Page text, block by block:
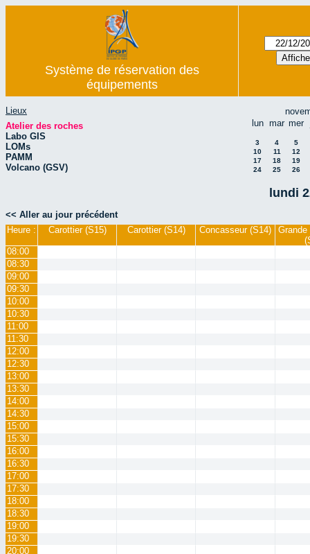
Système de réservation des
équipements
Lieux
Atelier des roches
Labo GIS
LOMs
PAMM
Volcano (GSV)
lun mar mer
3 4
5
10
11
12
17
18
19
24
25 26
lundi
<< Aller au jour précédent
Heure :
Carottier (S15) Carottier (S14) Concasseur (S14)
08:00
08:30
09:00
09:30
10:00
10:30
11:00
11:30
12:00
12:30
13:00
13:30
14:00
14:30
15:00
15:30
16:00
16:30
17:00
17:30
18:00
18:30
19:00
19:30
20:00